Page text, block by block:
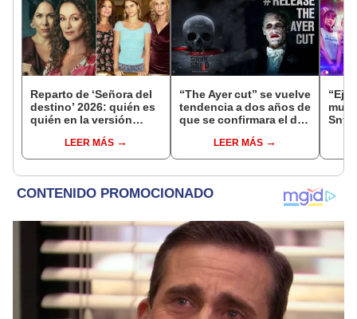
Reparto de ‘Señora del
destino’ 2026: quién es
quién en la versión
brasileñaLEER MÁS
“The Ayer cut” se vuelve
tendencia a dos años de
que se confirmara el de
LEER MÁS